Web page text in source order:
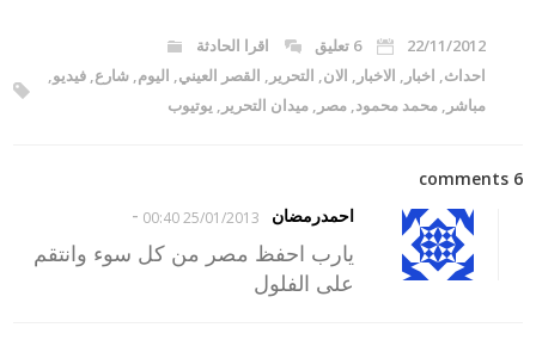
22/11/2012 6 تعليق
اقرا الحادثة
احداث, اخبار , الاخبار , الان, التحرير , القصر العيني, اليوم,شارع,فيديو,
مباشر ,محمد محمود,مصر ,ميدان التحرير , يوتيوب
6 comments
احمدرمضان
25/01/2013 00:40
-
يارب احفظ مصر من كل سوء وانتقم
على الفلول